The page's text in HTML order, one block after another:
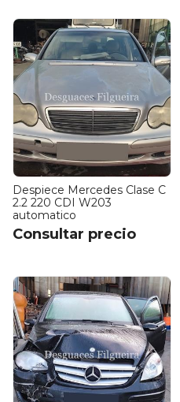
Despiece Mercedes Clase C
2.2 220 CDI W203
automatico
Consultar precio